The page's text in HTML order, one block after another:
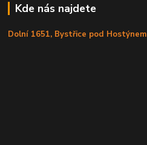
Kde nás najdete
Dolní 1651, Bystřice pod Hostýnem